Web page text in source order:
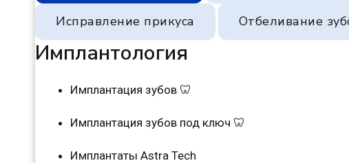
Исправление прикуса Отбеливание
Имплантология
Имплантация зубов 🦷
Имплантация зубов под ключ 🦷
Имплантаты Astra Tech